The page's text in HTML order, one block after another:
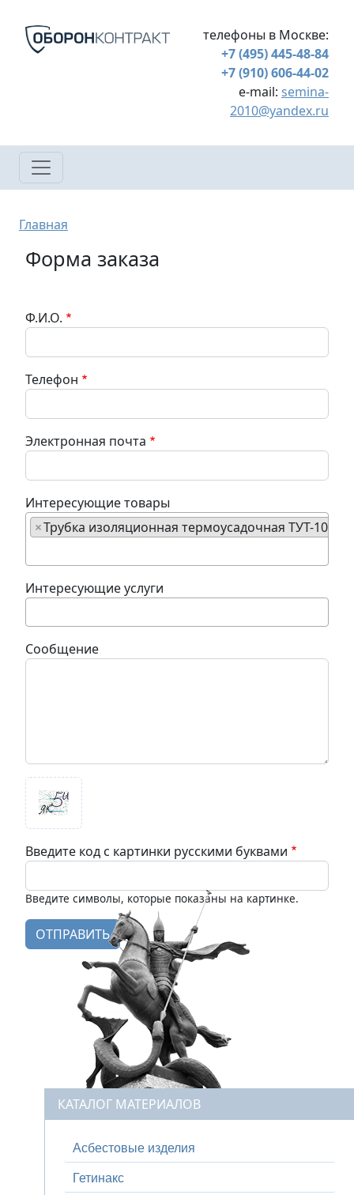
телефоны в Москве:
+7 (495) 445-48-84
+7 (910) 606-44-02
e-mail: semina-
2010@yandex.ru
Строка навигации
Главная
Форма заказа
Ф.И.О.
Телефон
Электронная почта
Интересующие товары
×Трубка изоляционная термоусадочная ТУТ-10/5
Интересующие услуги
Сообщение
Введите код с картинки русскими буквами
Введите символы, которые показаны на картинке.
КАТАЛОГ МАТЕРИАЛОВ
Асбестовые изделия
Гетинакс